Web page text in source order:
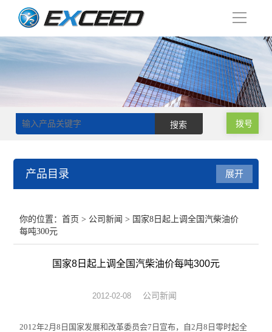
导
拨号
产品目录
双层玻璃反应釜
单层玻璃反应釜
低温冷却液循环泵
展开
你的位置：首页 > 公司新闻 > 国家8日起上调全国汽柴油价
每吨300元
国家8日起上调全国汽柴油价每吨300元
2012-02-08 公司新闻
2012年2月8日国家发展和改革委员会7日宣布，自2月8日零时起全